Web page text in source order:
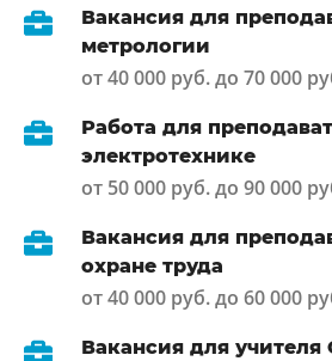
Вакансия для
метрологии
от 40 000 руб. до 70 000
Работа для
электротехнике
от 50 000 руб. до 90 000
Вакансия для
охране труда
от 40 000 руб. до 60 000
Вакансия для